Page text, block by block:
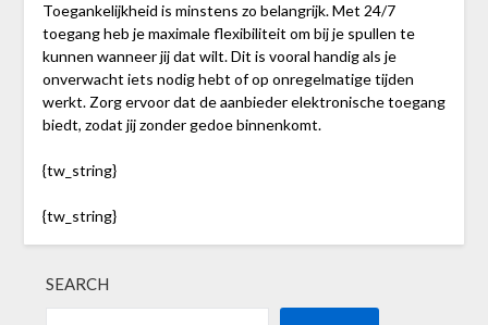
Toegankelijkheid is minstens zo belangrijk. Met 24/7
toegang heb je maximale flexibiliteit om bij je spullen te
kunnen wanneer jij dat wilt. Dit is vooral handig als je
onverwacht iets nodig hebt of op onregelmatige tijden
werkt. Zorg ervoor dat de aanbieder elektronische toegang
biedt, zodat jij zonder gedoe binnenkomt.
{tw_string}
{tw_string}
SEARCH